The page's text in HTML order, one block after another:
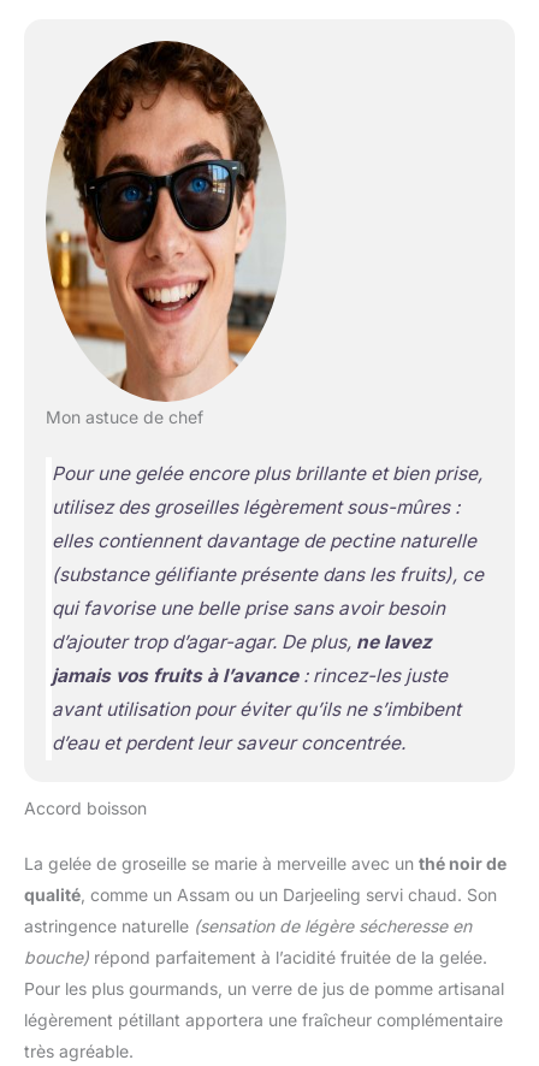
Mon astuce de chef
Pour une gelée encore plus brillante et bien prise,
utilisez des groseilles légèrement sous-mûres :
elles contiennent davantage de pectine naturelle
(substance gélifiante présente dans les fruits), ce
qui favorise une belle prise sans avoir besoin
d’ajouter trop d’agar-agar. De plus, ne lavez
jamais vos fruits à l’avance: rincez-les juste
avant utilisation pour éviter qu’ils ne s’imbibent
d’eau et perdent leur saveur concentrée.
Accord boisson
La gelée de groseille se marie à merveille avec un thé noir de
qualité , comme un Assam ou un Darjeeling servi chaud. Son
astringence naturelle (sensation de légère sécheresse en
bouche) répond parfaitement à l’acidité fruitée de la gelée.
Pour les plus gourmands, un verre de jus de pomme artisanal
légèrement pétillant apportera une fraîcheur complémentaire
très agréable.